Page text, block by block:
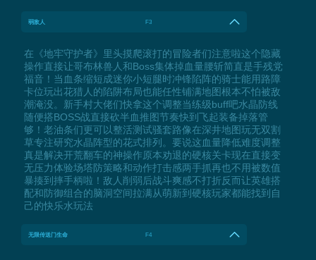
弱敌人 F3
在《地牢守护者》里头摸爬滚打的冒险者们注意啦这个隐藏
操作直接让哥布林兽人和Boss集体掉血量腰斩简直是手残党
福音！当血条缩短成迷你小短腿时冲锋陷阵的骑士能用路障
卡位玩出花猎人的陷阱布局也能任性铺满地图根本不怕被敌
潮淹没。新手村大佬们快拿这个调整当练级buff吧水晶防线
随便搭BOSS战直接砍半血推图节奏快到飞起装备掉落管
够！老油条们更可以整活测试骚套路像在深井地图玩无双割
草专注研究水晶阵型的花式排列。要说这血量降低难度调整
真是解决开荒翻车的神操作原本劝退的硬核关卡现在直接变
无压力体验场塔防策略和动作打击感两手抓再也不用被数值
暴揍到摔手柄啦！敌人削弱后战斗爽感不打折反而让英雄搭
配和防御组合的脑洞空间拉满从萌新到硬核玩家都能找到自
己的快乐水玩法
无限传送门生命 F4